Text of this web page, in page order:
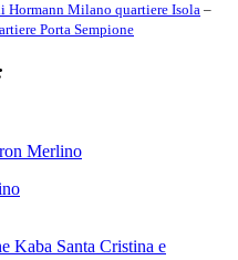
Hormann Milano quartiere Isola –
Porta Sempione